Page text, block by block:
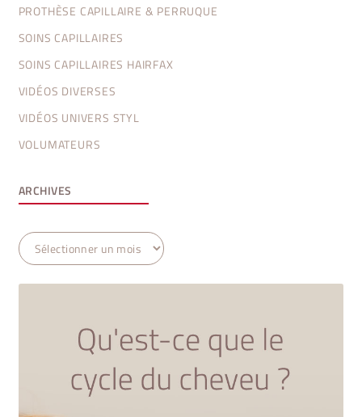
PROTHÈSE CAPILLAIRE & PERRUQUE
SOINS CAPILLAIRES
SOINS CAPILLAIRES HAIRFAX
VIDÉOS DIVERSES
VIDÉOS UNIVERS STYL
VOLUMATEURS
ARCHIVES
Archives